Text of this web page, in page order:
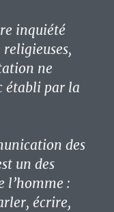
inquiété
ne
établi par la
des
un des
l’homme :
écrire,